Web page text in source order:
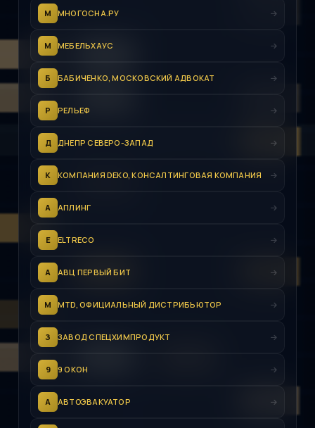
М МНОГОСНА.РУ
М МЕБЕЛЬХАУС
Б БАБИЧЕНКО, МОСКОВСКИЙ АДВОКАТ
Р РЕЛЬЕФ
Д ДНЕПР СЕВЕРО-ЗАПАД
К КОМПАНИЯ DEKO, КОНСАЛТИНГОВАЯ КОМПАНИЯ
А АПЛИНГ
E ELTRECO
А АВЦ ПЕРВЫЙ БИТ
M MTD, ОФИЦИАЛЬНЫЙ ДИСТРИБЬЮТОР
З ЗАВОД СПЕЦХИМПРОДУКТ
9 9 ОКОН
А АВТОЭВАКУАТОР